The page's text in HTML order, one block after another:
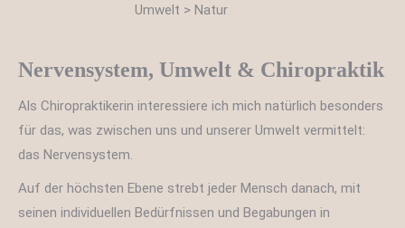
Nervensystem, Umwelt & Chiropraktik
Als Chiropraktikerin interessiere ich mich natürlich besonders
für das, was zwischen uns und unserer Umwelt vermittelt:
das Nervensystem.
Auf der höchsten Ebene strebt jeder Mensch danach, mit
seinen individuellen Bedürfnissen und Begabungen in